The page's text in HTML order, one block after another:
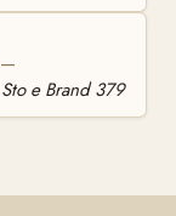
—
Sto e Brand 379